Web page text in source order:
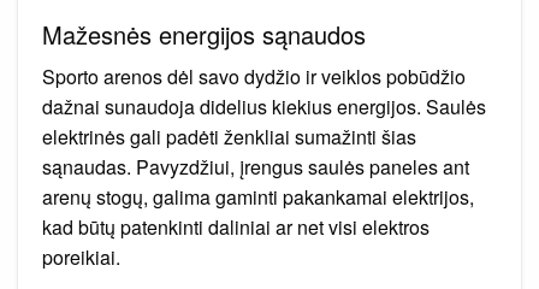
Mažesnės energijos sąnaudos
Sporto arenos dėl savo dydžio ir veiklos pobūdžio
dažnai sunaudoja didelius kiekius energijos. Saulės
elektrinės gali padėti ženkliai sumažinti šias
sąnaudas. Pavyzdžiui, įrengus saulės paneles ant
arenų stogų, galima gaminti pakankamai elektrijos,
kad būtų patenkinti daliniai ar net visi elektros
poreikiai.